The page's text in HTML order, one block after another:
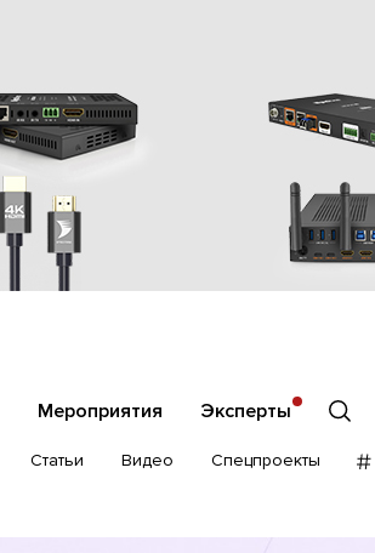
Мероприятия Эксперты
Статьи Видео Спецпроекты